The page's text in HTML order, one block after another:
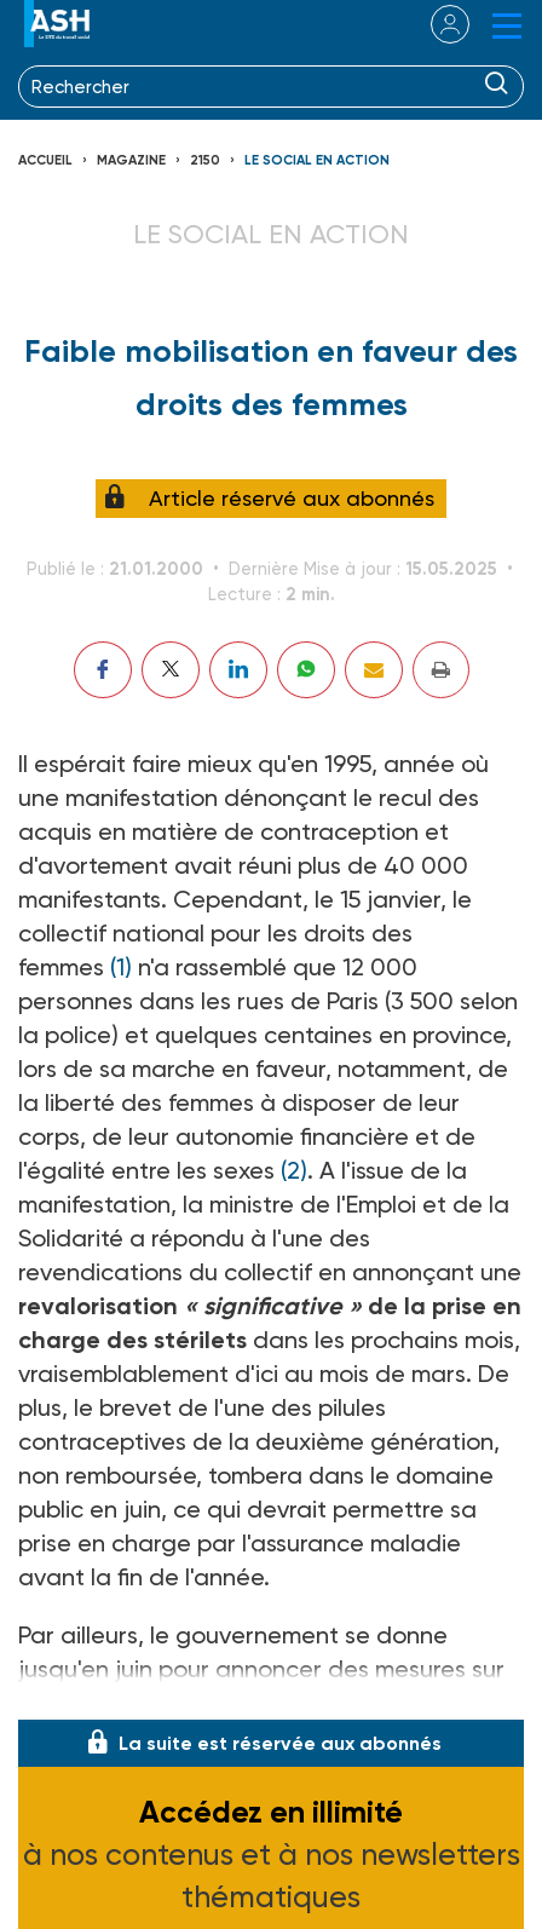
ACCUEIL MAGAZINE 2150 LE SOCIAL EN ACTION
LE SOCIAL EN ACTION
Faible mobilisation en faveur des
droits des femmes
Article réservé aux abonnés
Publié le : 21.01.2000 Dernière Mise à jour : 15.05.2025
Lecture : 2 min.
Il espérait faire mieux qu'en 1995, année où
une manifestation dénonçant le recul des
acquis en matière de contraception et
d'avortement avait réuni plus de 40 000
manifestants. Cependant, le 15 janvier, le
collectif national pour les droits des
femmes (1) n'a rassemblé que 12 000
personnes dans les rues de Paris (3 500 selon
la police) et quelques centaines en province,
lors de sa marche en faveur, notamment, de
la liberté des femmes à disposer de leur
corps, de leur autonomie financière et de
l'égalité entre les sexes (2). A l'issue de la
manifestation, la ministre de l'Emploi et de la
Solidarité a répondu à l'une des
revendications du collectif en annonçant une
revalorisation « significative » de la prise en
charge des stérilets dans les prochains mois,
vraisemblablement d'ici au mois de mars. De
plus, le brevet de l'une des pilules
contraceptives de la deuxième génération,
non remboursée, tombera dans le domaine
public en juin, ce qui devrait permettre sa
prise en charge par l'assurance maladie
avant la fin de l'année.
Par ailleurs, le gouvernement se donne
jusqu'en juin pour annoncer des mesures sur
La suite est réservée aux abonnés
Accédez en illimité
à nos contenus et à nos newsletters
thématiques